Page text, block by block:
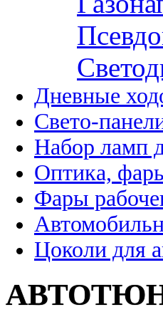
Дневные
Свето-
Набор ламп
Оптика,
Фары
Цоколи для